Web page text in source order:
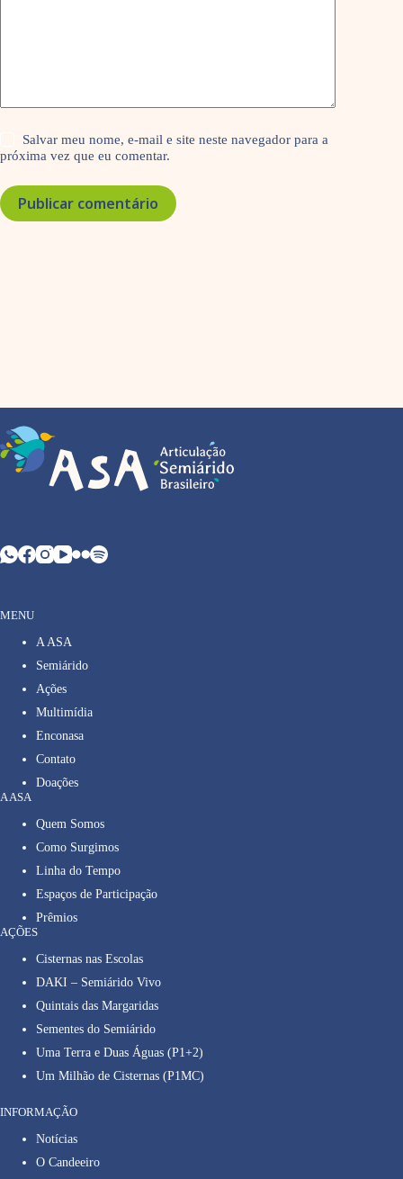
Salvar meu nome, e-mail e site neste navegador para a
próxima vez que eu comentar.
Publicar comentário
MENU
A ASA
Semiárido
Ações
Multimídia
Enconasa
Contato
Doações
A ASA
Quem Somos
Como Surgimos
Linha do Tempo
Espaços de Participação
Prêmios
AÇÕES
Cisternas nas Escolas
DAKI – Semiárido Vivo
Quintais das Margaridas
Sementes do Semiárido
Uma Terra e Duas Águas (P1+2)
Um Milhão de Cisternas (P1MC)
INFORMAÇÃO
Notícias
O Candeeiro